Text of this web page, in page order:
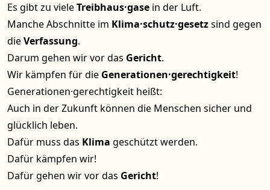
Es gibt zu vieleTreibhaus·gasein der Luft.
Manche Abschnitte im Klima·schutz·gesetzsind gegen
dieVerfassung.
Darum gehen wir vor das Gericht.
Wir kämpfen für die Generationen·gerechtigkeit!
Generationen·gerechtigkeit heißt:
Auch in der Zukunft können die Menschen sicher und
glücklich leben.
Dafür muss das Klima geschützt werden.
Dafür kämpfen wir!
Dafür gehen wir vor das Gericht!